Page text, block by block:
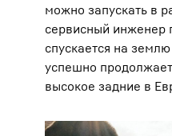
можно запускать в
сервисный инженер
спускается на
успешно
высокое задние в